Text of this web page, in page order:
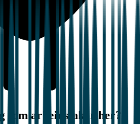
som arbeidstaker her?